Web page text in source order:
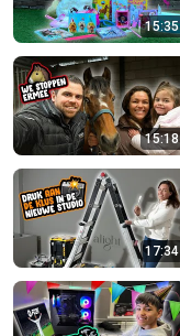
15:35
15:18
17:34